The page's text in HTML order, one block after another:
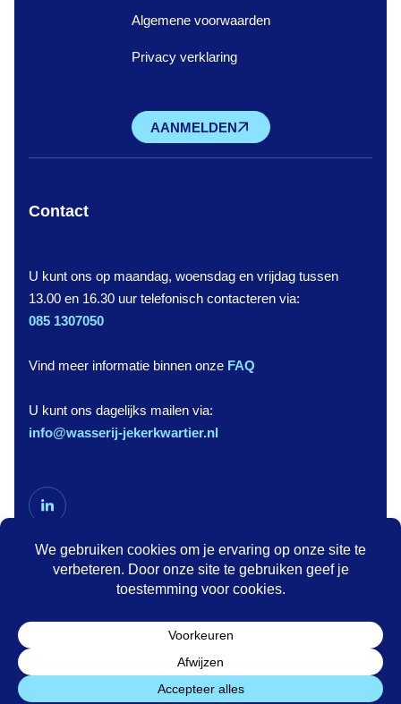
Algemene voorwaarden
Privacy verklaring
AANMELDEN
Contact
U kunt ons op maandag, woensdag en vrijdag tussen
13.00 en 16.30 uur telefonisch contacteren via:
085 1307050
Vind meer informatie binnen onze FAQ
U kunt ons dagelijks mailen via:
info@wasserij-jekerkwartier.nl
©2026 WASSERIJ JEKERKWARTIER B.V. - alle
rechten voorbehouden
Algemene voorwaarden Privacy verklaring